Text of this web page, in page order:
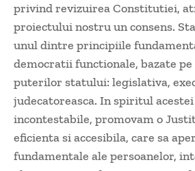
privind revizuirea Constitutiei,
proiectului nostru un consens.
unul dintre principiile
democratii functionale, bazate
puterilor statului: legislativa,
judecatoreasca. In spiritul
incontestabile, promovam o
eficienta si accesibila, care sa
fundamentale ale persoanelor,